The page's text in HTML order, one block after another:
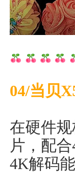
04/当贝
在硬件
片，配
4K解码